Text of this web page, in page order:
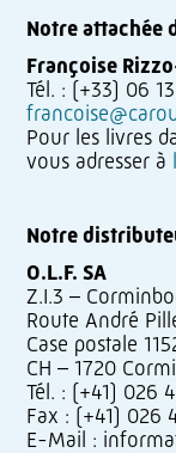
Notre attachée
Françoise
Tél. : (+33) 06
Pour les livres
vous adresser à
Notre
O.L.F. SA
Z.I.3 –
Route André
Case postale
CH – 1720
Tél. : (+41) 026
Fax : (+41) 026
E-Mail :